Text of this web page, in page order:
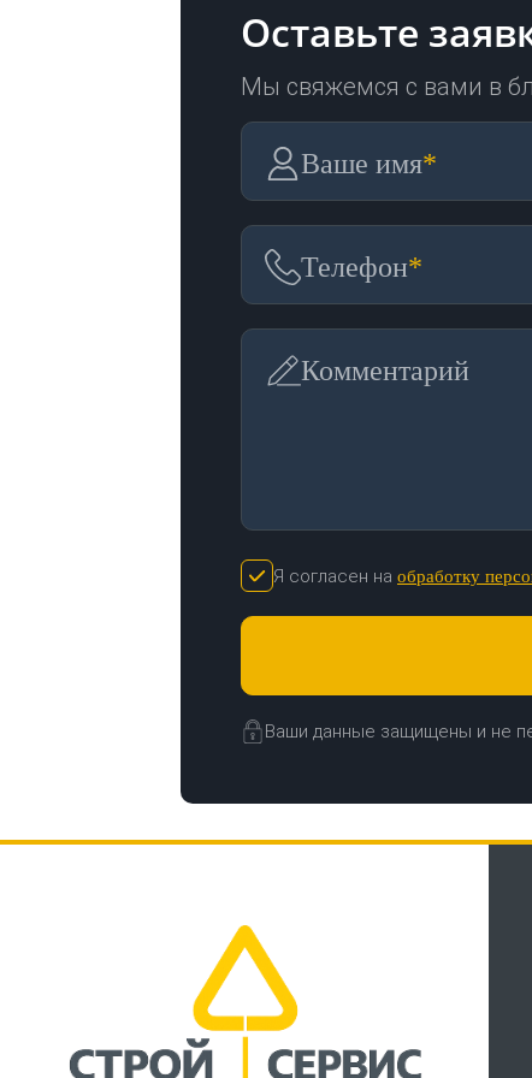
Оставьте
Мы свяжемся с вами в
Ваше имя*
Телефон*
Комментарий
Я согласен на обработку
Ваши данные защищены и не